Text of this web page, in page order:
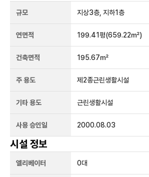
규모 지상3층, 지하1층
연면적 199.41평(659.22㎡)
건축면적 195.67㎡
주 용도 제2종근린생활시설
기타 용도 근린생활시설
사용 승인일 2000.08.03
시설 정보
엘리베이터 0대